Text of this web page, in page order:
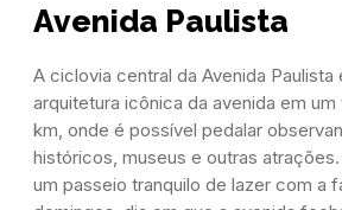
Avenida Paulista
A ciclovia central da Avenida Paulista
arquitetura icônica da avenida em
km, onde é possível pedalar
históricos, museus e outras
um passeio tranquilo de lazer com a